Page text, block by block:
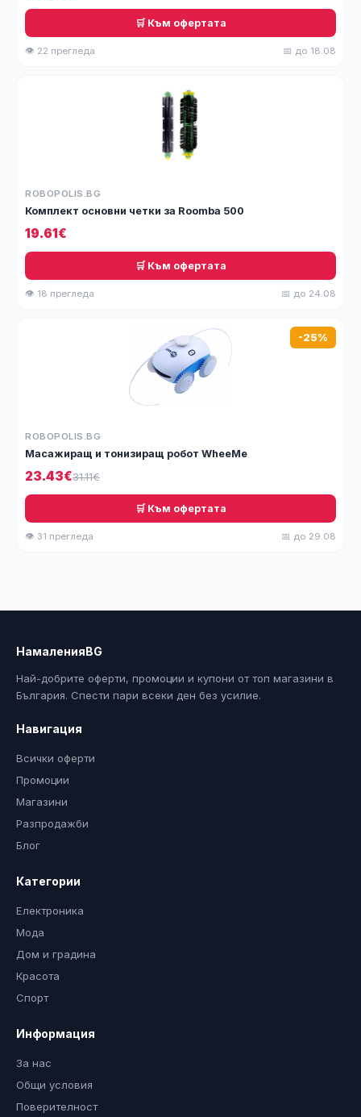
🛒 Към офертата
👁 22 прегледа 📅 до 18.08
ROBOPOLIS.BG
Комплект основни четки за Roomba 500
19.61€
🛒 Към офертата
👁 18 прегледа 📅 до 24.08
-25%
ROBOPOLIS.BG
Масажиращ и тонизиращ робот WhеeМe
23.43€31.11€
🛒 Към офертата
👁 31 прегледа 📅 до 29.08
НамаленияBG
Най-добрите оферти, промоции и купони от топ магазини в
България. Спести пари всеки ден без усилие.
Навигация
Всички оферти
Промоции
Магазини
Разпродажби
Блог
Категории
Електроника
Мода
Дом и градина
Красота
Спорт
Информация
За нас
Общи условия
Поверителност